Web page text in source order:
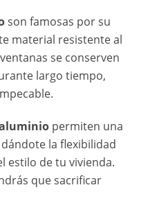
son famosas por su
material resistente al
se conserven
largo tiempo,
permiten una
la flexibilidad
estilo de tu vivienda.
que sacrificar